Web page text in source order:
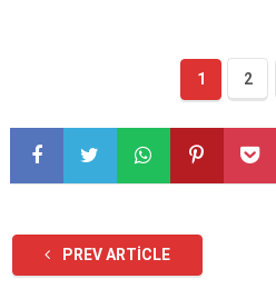
1 2
PREV ARTICLE